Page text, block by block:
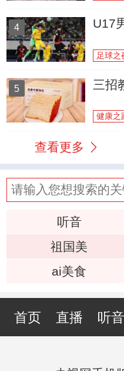
4 U17
足球之
5 三招
健康之
查看更多
听音
祖国美
ai美食
首页 直播 听音